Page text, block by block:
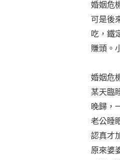
婚姻危
可是後
吃，鐵
賺頭。
婚姻危
某天臨
晚歸，
老公睡
認真才
原來婆